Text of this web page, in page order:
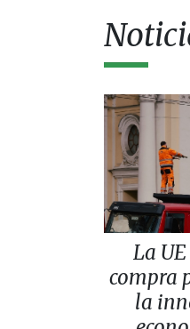
La
compra
la